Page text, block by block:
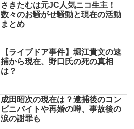
さきたむは元JC人気ニコ生主！
数々のお騒がせ騒動と現在の活動
まとめ
【ライブドア事件】堀江貴文の逮
捕から現在、野口氏の死の真相
は？
成田昭次の現在は？逮捕後のコン
ビニバイトや再婚の噂、事故後の
涙の謝罪も